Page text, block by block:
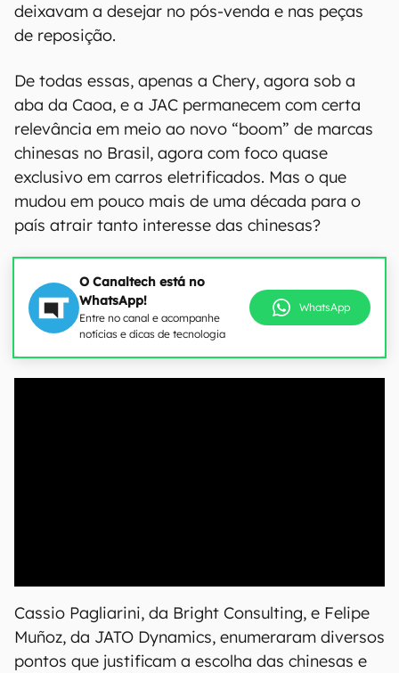
deixavam a desejar no pós-venda e nas peças
de reposição.
De todas essas, apenas a Chery, agora sob a
aba da Caoa, e a JAC permanecem com certa
relevância em meio ao novo “boom” de marcas
chinesas no Brasil, agora com foco quase
exclusivo em carros eletrificados. Mas o que
mudou em pouco mais de uma década para o
país atrair tanto interesse das chinesas?
O Canaltech está no
WhatsApp!
Entre no canal e acompanhe
notícias e dicas de tecnologia
WhatsApp
Cassio Pagliarini, da Bright Consulting, e Felipe
Muñoz, da JATO Dynamics, enumeraram diversos
pontos que justificam a escolha das chinesas e